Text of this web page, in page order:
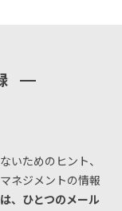
いためのヒント、
ネジメントの情報
、ひとつのメール